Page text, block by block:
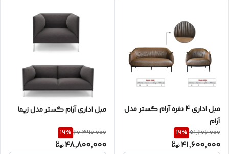
مبل اداری 4 نفره آرام گستر مدل
آرام
51,606,000
19%
41,600,000
مبل اداری آرام گستر مدل زیما
60,390,000
19%
48,800,000